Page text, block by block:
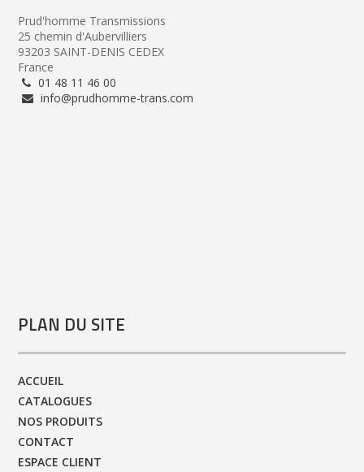
Prud'homme Transmissions
25 chemin d'Aubervilliers
93203 SAINT-DENIS CEDEX
France
01 48 11 46 00
info@prudhomme-trans.com
PLAN DU SITE
ACCUEIL
CATALOGUES
NOS PRODUITS
CONTACT
ESPACE CLIENT